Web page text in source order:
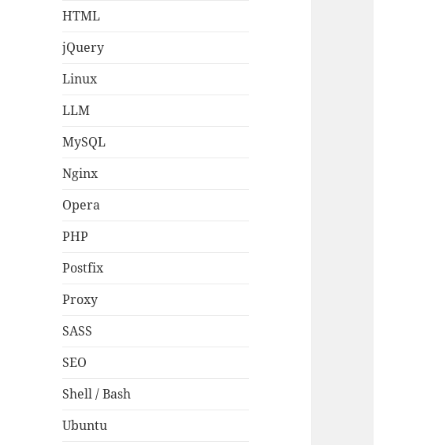
HTML
jQuery
Linux
LLM
MySQL
Nginx
Opera
PHP
Postfix
Proxy
SASS
SEO
Shell / Bash
Ubuntu